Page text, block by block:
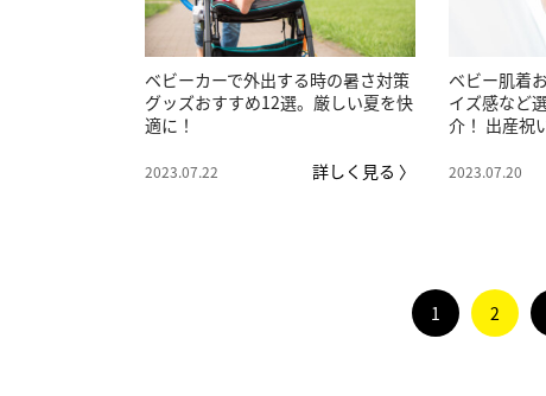
ベビーカーで外出する時の暑さ対策
グッズおすすめ12選。厳しい夏を快
適に！
2023.07.22 詳しく見る 〉
ベビー肌着
イズ感など
介！ 出産祝
2023.07.20
1 2